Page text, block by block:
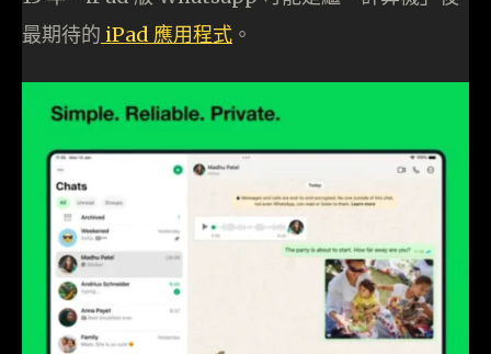
最期待的 iPad 應用程式 。